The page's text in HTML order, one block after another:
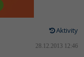
Aktivity
28.12.2013 12:46